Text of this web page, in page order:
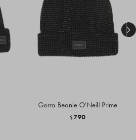
Gorro Beanie O'Neill Prime
$790
